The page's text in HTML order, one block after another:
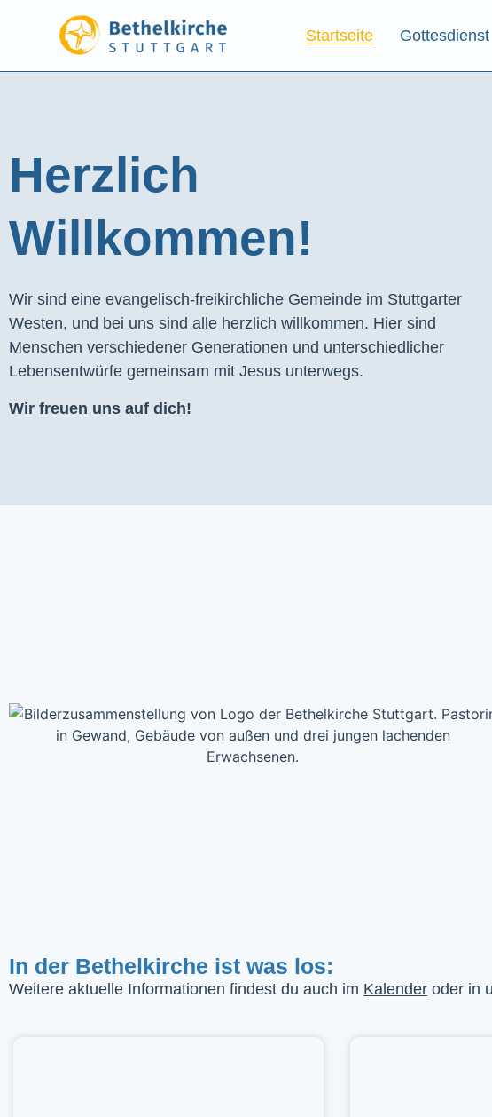
Startseite Gottesdienst
Herzlich
Willkommen!
Wir sind eine evangelisch-freikirchliche Gemeinde im Stuttgarter
Westen, und bei uns sind alle herzlich willkommen. Hier sind
Menschen verschiedener Generationen und unterschiedlicher
Lebensentwürfe gemeinsam mit Jesus unterwegs.
Wir freuen uns auf dich!
In der Bethelkirche ist was los:
Weitere aktuelle Informationen findest du auch im Kalender oder in